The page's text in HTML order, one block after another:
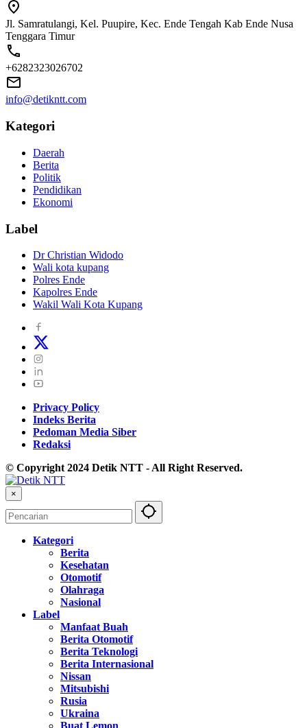
Jl. Samratulangi, Kel. Puupire, Kec. Ende Tengah Kab Ende Nusa
Tenggara Timur
+6282323026702
info@detikntt.com
Kategori
Daerah
Berita
Politik
Pendidikan
Ekonomi
Label
Dr Christian Widodo
Wali kota kupang
Polres Ende
Kapolres Ende
Wakil Wali Kota Kupang
Privacy Policy
Indeks Berita
Pedoman Media Siber
Redaksi
© Copyright 2024 Detik NTT - All Right Reserved.
×
Kategori
Berita
Kesehatan
Otomotif
Olahraga
Nasional
Label
Manfaat Buah
Berita Otomotif
Berita Teknologi
Berita Internasional
Nissan
Mitsubishi
Rusia
Ukraina